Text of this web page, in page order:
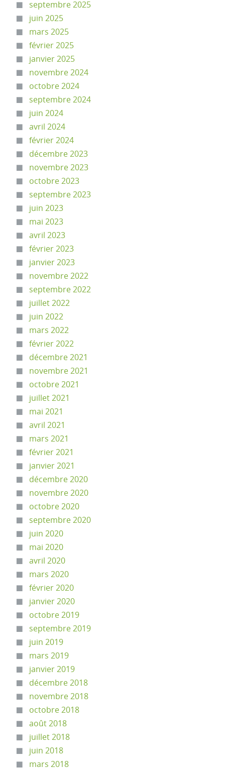
septembre 2025
juin 2025
mars 2025
février 2025
janvier 2025
novembre 2024
octobre 2024
septembre 2024
juin 2024
avril 2024
février 2024
décembre 2023
novembre 2023
octobre 2023
septembre 2023
juin 2023
mai 2023
avril 2023
février 2023
janvier 2023
novembre 2022
septembre 2022
juillet 2022
juin 2022
mars 2022
février 2022
décembre 2021
novembre 2021
octobre 2021
juillet 2021
mai 2021
avril 2021
mars 2021
février 2021
janvier 2021
décembre 2020
novembre 2020
octobre 2020
septembre 2020
juin 2020
mai 2020
avril 2020
mars 2020
février 2020
janvier 2020
octobre 2019
septembre 2019
juin 2019
mars 2019
janvier 2019
décembre 2018
novembre 2018
octobre 2018
août 2018
juillet 2018
juin 2018
mars 2018